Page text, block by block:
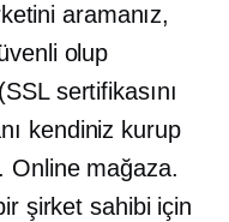
aramanız,
olup
sertifikasını
kendiniz kurup
Online mağaza.
şirket sahibi için